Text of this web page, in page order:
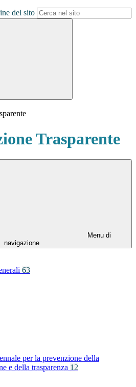
del sito
Trasparente
Menu di
navigazione
63
per la prevenzione della
e della trasparenza 12